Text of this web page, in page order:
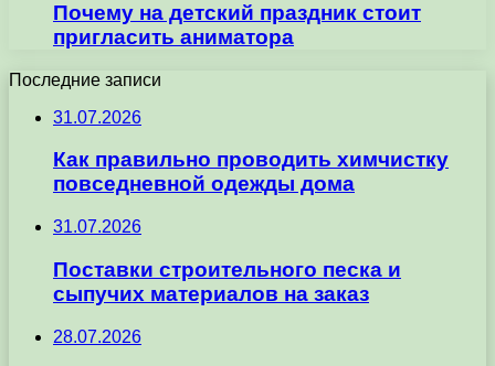
Почему на детский праздник стоит
пригласить аниматора
Последние записи
31.07.2026
Как правильно проводить химчистку
повседневной одежды дома
31.07.2026
Поставки строительного песка и
сыпучих материалов на заказ
28.07.2026